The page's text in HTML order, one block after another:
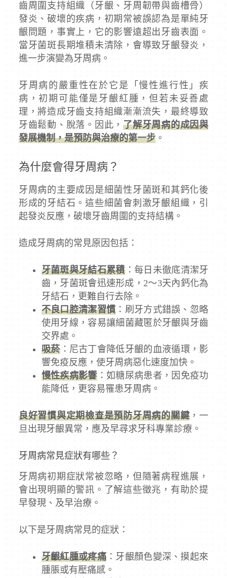
齒周圍支持組織（牙齦、牙周韌帶與齒槽骨）
發炎、破壞的疾病，初期常被誤認為是單純牙
齦問題，事實上，它的影響遠超出牙齒表面。
當牙菌斑長期堆積未清除，會導致牙齦發炎，
進一步演變為牙周病。
牙周病的嚴重性在於它是「慢性進行性」疾
病，初期可能僅是牙齦紅腫，但若未妥善處
理，將造成牙齒支持組織漸漸流失，最終導致
牙齒鬆動、脫落。因此，了解牙周病的成因與
發展機制，是預防與治療的第一步。
為什麼會得牙周病？
牙周病的主要成因是細菌性牙菌斑和其鈣化後
形成的牙結石。這些細菌會刺激牙齦組織，引
起發炎反應，破壞牙齒周圍的支持結構。
造成牙周病的常見原因包括：
牙菌斑與牙結石累積：每日未徹底清潔牙
齒，牙菌斑會迅速形成，2～3天內鈣化為
牙結石，更難自行去除。
不良口腔清潔習慣 ：刷牙方式錯誤、忽略
使用牙線，容易讓細菌藏匿於牙齦與牙齒
交界處。
吸菸：尼古丁會降低牙齦的血液循環，影
響免疫反應，使牙周病惡化速度加快。
慢性疾病影響：如糖尿病患者，因免疫功
能降低，更容易罹患牙周病。
良好習慣與定期檢查是預防牙周病的關鍵 ，一
旦出現牙齦異常，應及早尋求牙科專業診療。
牙周病常見症狀有哪些？
牙周病初期症狀常被忽略，但隨著病程進展，
會出現明顯的警訊。了解這些徵兆，有助於提
早發現、及早治療。
以下是牙周病常見的症狀：
牙齦紅腫或疼痛 ：牙齦顏色變深、摸起來
腫脹或有壓痛感。